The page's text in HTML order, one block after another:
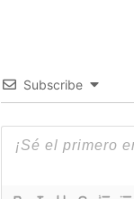
Subscribe